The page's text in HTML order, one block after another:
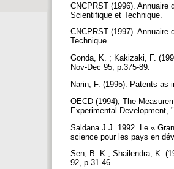
CNCPRST (1996). Annuaire
Scientifique et Technique.
CNCPRST (1997).
Technique.
Gonda, K. ; Kakizaki, F.
Nov-Dec 95, p.375-89.
Narin, F. (1995). Patents
OECD (1994), The
Experimental Development,
Saldana J.J. 1992. Le «
science pour les pays en
Sen, B. K.; Shailendra, K.
92, p.31-46.